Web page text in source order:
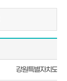
강원특별자치도